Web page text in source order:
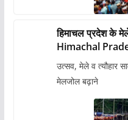
हिमाचल प्रदेश के
Himachal
उत्सव, मेले व त्यौहार
मेलजोल बढ़ाने